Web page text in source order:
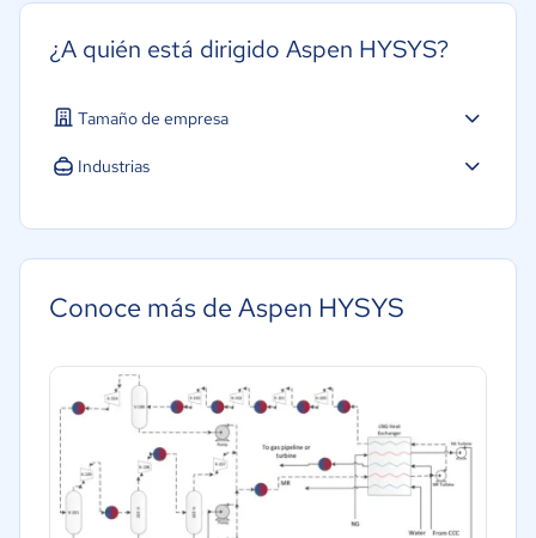
¿A quién está dirigido Aspen HYSYS?
Tamaño de empresa
Mediana: 50 a 249 trabajadores
Industrias
Manufactura
Metales y Minería
Aeroespacial y defensa
Conoce más de Aspen HYSYS